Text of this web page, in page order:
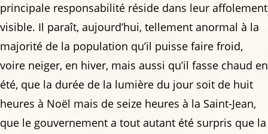
principale responsabilité réside dans leur affolement
visible. Il paraît, aujourd’hui, tellement anormal à la
majorité de la population qu’il puisse faire froid,
voire neiger, en hiver, mais aussi qu’il fasse chaud en
été, que la durée de la lumière du jour soit de huit
heures à Noël mais de seize heures à la Saint-Jean,
que le gouvernement a tout autant été surpris que la